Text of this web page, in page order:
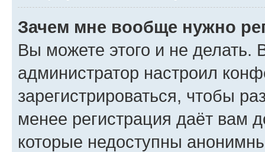
Зачем мне вообще нужно
Вы можете этого и не делать.
администратор настроил
зарегистрироваться, чтобы
менее регистрация даёт вам
которые недоступны